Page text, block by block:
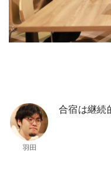
合宿は継続